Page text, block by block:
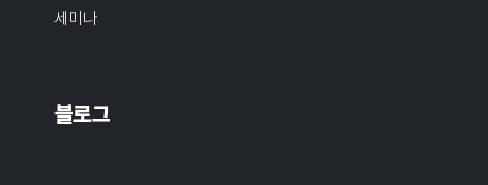
세미나
블로그